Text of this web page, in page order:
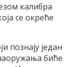
калибра
се окреће
познају један
биће